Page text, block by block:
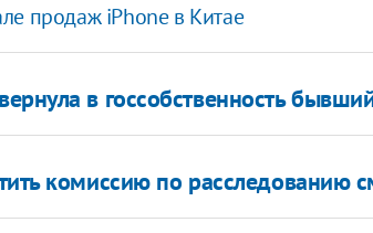
продаж iPhone в Китае
в госсобственность
комиссию по расследованию